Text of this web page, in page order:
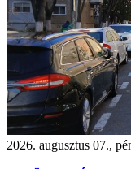
2026. augusztus 07.,